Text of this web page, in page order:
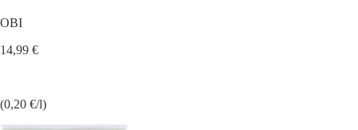
OBI
14,99 €
(0,20 €/l)